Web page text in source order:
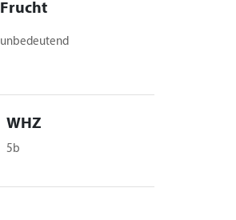
Frucht
unbedeutend
WHZ
5b